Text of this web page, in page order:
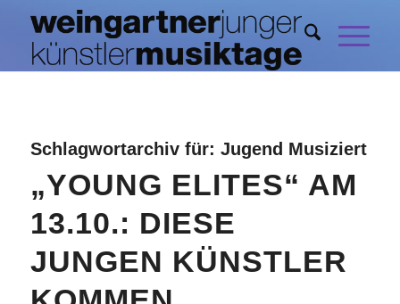
Schlagwortarchiv für: Jugend Musiziert
„YOUNG ELITES“ AM
13.10.: DIESE
JUNGEN KÜNSTLER